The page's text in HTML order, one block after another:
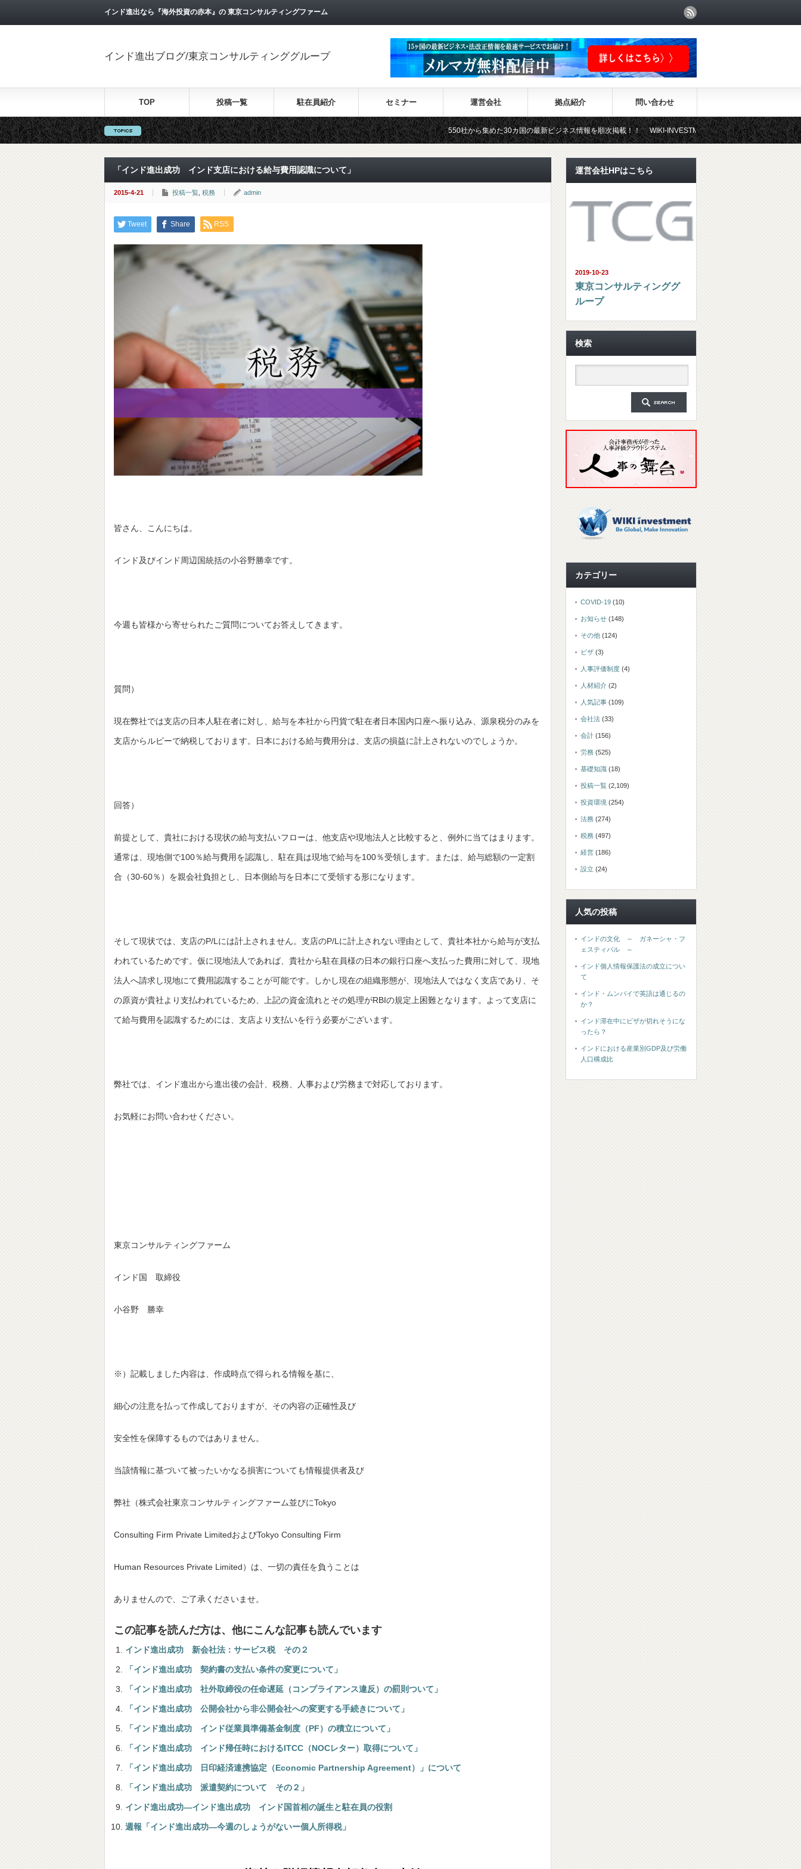
インド進出なら『海外投資の赤本』の 東京コンサルティングファーム
インド進出ブログ/東京コンサルティンググループ
TOP 投稿一覧 駐在員紹介 セミナー 運営会社 拠点紹介 問い合わせ
550社から集めた30カ国の最新ビジネス情報を順次掲載！！ WIKI-INVESTMENTはこちらから！
「インド進出成功 インド支店における給与費用認識について」
2015-4-21 投稿一覧 税務 admin
Tweet Share RSS
皆さん、こんにちは。
インド及びインド周辺国統括の小谷野勝幸です。
今週も皆様から寄せられたご質問についてお答えしてきます。
質問）
現在弊社では支店の日本人駐在者に対し、給与を本社から円貨で駐在者日本国内口座へ振り込み、源泉税分のみを
支店からルピーで納税しております。日本における給与費用分は、支店の損益に計上されないのでしょうか。
回答）
前提として、貴社における現状の給与支払いフローは、他支店や現地法人と比較すると、例外に当てはまります。
通常は、現地側で100％給与費用を認識し、駐在員は現地で給与を100％受領します。または、給与総額の一定割
合（30-60％）を親会社負担とし、日本側給与を日本にて受領する形になります。
そして現状では、支店のP/Lには計上されません。支店のP/Lに計上されない理由として、貴社本社から給与が支払
われているためです。仮に現地法人であれば、貴社から駐在員様の日本の銀行口座へ支払った費用に対して、現地
法人へ請求し現地にて費用認識することが可能です。しかし現在の組織形態が、現地法人ではなく支店であり、そ
の原資が貴社より支払われているため、上記の資金流れとその処理がRBIの規定上困難となります。よって支店に
て給与費用を認識するためには、支店より支払いを行う必要がございます。
弊社では、インド進出から進出後の会計、税務、人事および労務まで対応しております。
お気軽にお問い合わせください。
東京コンサルティングファーム
インド国 取締役
小谷野 勝幸
※）記載しました内容は、作成時点で得られる情報を基に、
細心の注意を払って作成しておりますが、その内容の正確性及び
安全性を保障するものではありません。
当該情報に基づいて被ったいかなる損害についても情報提供者及び
弊社（株式会社東京コンサルティングファーム並びにTokyo
Consulting Firm Private LimitedおよびTokyo Consulting Firm
Human Resources Private Limited）は、一切の責任を負うことは
ありませんので、ご了承くださいませ。
この記事を読んだ方は、他にこんな記事も読んでいます
インド進出成功 新会社法：サービス税 その２
「インド進出成功 契約書の支払い条件の変更について」
「インド進出成功 社外取締役の任命遅延（コンプライアンス違反）の罰則ついて」
「インド進出成功 公開会社から非公開会社への変更する手続きについて」
「インド進出成功 インド従業員準備基金制度（PF）の積立について」
「インド進出成功 インド帰任時におけるITCC（NOCレター）取得について」
「インド進出成功 日印経済連携協定（Economic Partnership Agreement）」について
「インド進出成功 派遣契約について その２」
インド進出成功―インド進出成功 インド国首相の誕生と駐在員の役割
週報「インド進出成功―今週のしょうがないー個人所得税」
運営会社HPはこちら
2019-10-23
東京コンサルティンググ
ループ
検索
カテゴリー
COVID-19 (10)
お知らせ (148)
その他 (124)
ビザ (3)
人事評価制度 (4)
人材紹介 (2)
人気記事 (109)
会社法 (33)
会計 (156)
労務 (525)
基礎知識 (18)
投稿一覧 (2,109)
投資環境 (254)
法務 (274)
税務 (497)
経営 (186)
設立 (24)
人気の投稿
インドの文化 ～ ガネーシャ・フ
ェスティバル ～
インド個人情報保護法の成立につい
て
インド・ムンバイで英語は通じるの
か？
インド滞在中にビザが切れそうにな
ったら？
インドにおける産業別GDP及び労働
人口構成比